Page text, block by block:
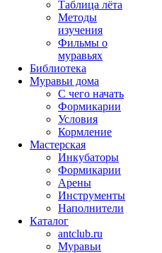
Таблица лёта
Методы
изучения
Фильмы о
муравьях
Библиотека
Муравьи дома
С чего начать
Формикарии
Условия
Кормление
Мастерская
Инкубаторы
Формикарии
Арены
Инструменты
Наполнители
Каталог
antclub.ru
Муравьи